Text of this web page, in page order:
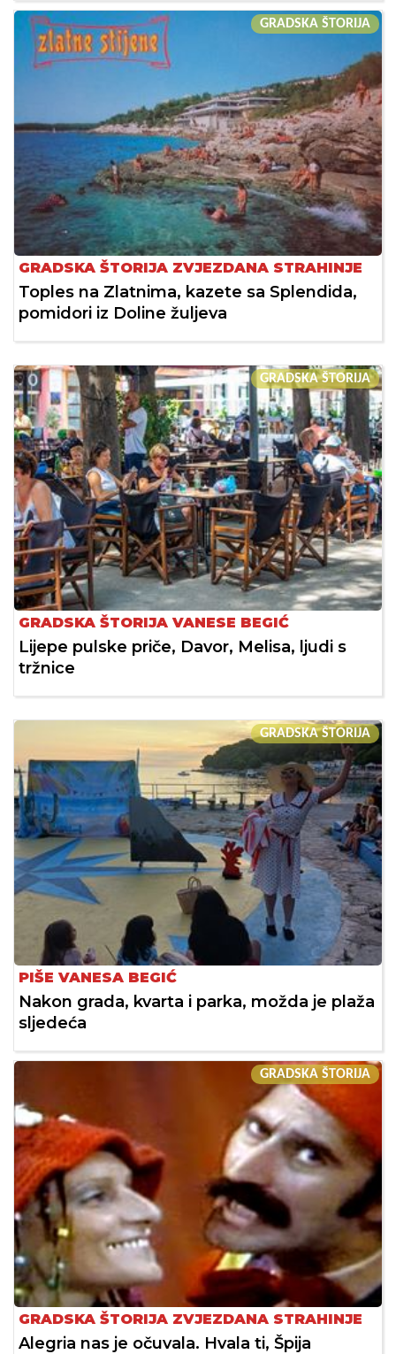
GRADSKA ŠTORIJA
GRADSKA ŠTORIJA ZVJEZDANA STRAHINJE
Toples na Zlatnima, kazete sa Splendida,
pomidori iz Doline žuljeva
GRADSKA ŠTORIJA
GRADSKA ŠTORIJA VANESE BEGIĆ
Lijepe pulske priče, Davor, Melisa, ljudi s
tržnice
GRADSKA ŠTORIJA
PIŠE VANESA BEGIĆ
Nakon grada, kvarta i parka, možda je plaža
sljedeća
GRADSKA ŠTORIJA
GRADSKA ŠTORIJA ZVJEZDANA STRAHINJE
Alegria nas je očuvala. Hvala ti, Špija